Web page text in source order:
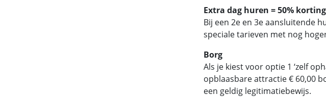
Extra dag huren = 50% korting
Bij een 2e en 3e aansluitende
speciale tarieven met nog
Borg
Als je kiest voor optie 1 ‘zelf
opblaasbare attractie € 60,00
een geldig legitimatiebewijs.